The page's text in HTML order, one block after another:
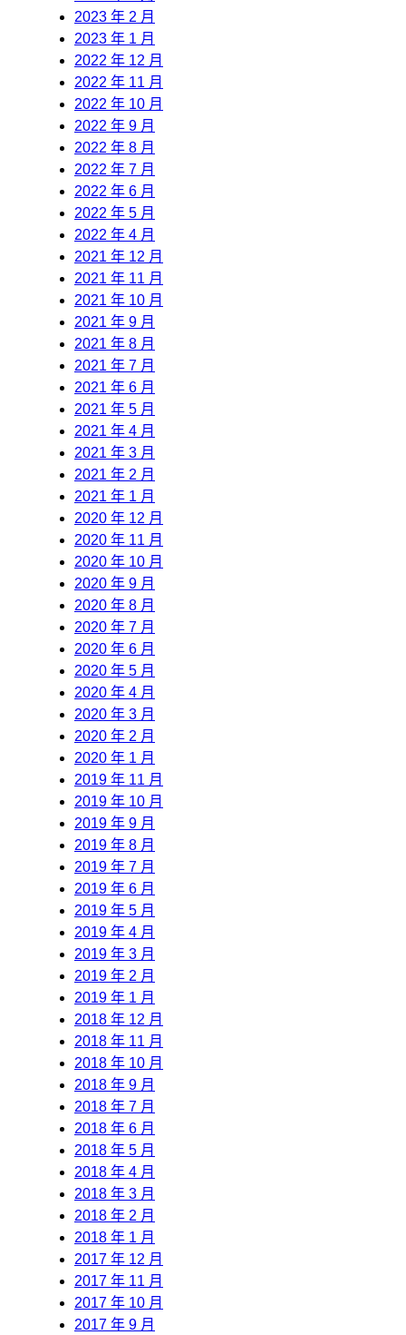
2023 年 2 月
2023 年 1 月
2022 年 12 月
2022 年 11 月
2022 年 10 月
2022 年 9 月
2022 年 8 月
2022 年 7 月
2022 年 6 月
2022 年 5 月
2022 年 4 月
2021 年 12 月
2021 年 11 月
2021 年 10 月
2021 年 9 月
2021 年 8 月
2021 年 7 月
2021 年 6 月
2021 年 5 月
2021 年 4 月
2021 年 3 月
2021 年 2 月
2021 年 1 月
2020 年 12 月
2020 年 11 月
2020 年 10 月
2020 年 9 月
2020 年 8 月
2020 年 7 月
2020 年 6 月
2020 年 5 月
2020 年 4 月
2020 年 3 月
2020 年 2 月
2020 年 1 月
2019 年 11 月
2019 年 10 月
2019 年 9 月
2019 年 8 月
2019 年 7 月
2019 年 6 月
2019 年 5 月
2019 年 4 月
2019 年 3 月
2019 年 2 月
2019 年 1 月
2018 年 12 月
2018 年 11 月
2018 年 10 月
2018 年 9 月
2018 年 7 月
2018 年 6 月
2018 年 5 月
2018 年 4 月
2018 年 3 月
2018 年 2 月
2018 年 1 月
2017 年 12 月
2017 年 11 月
2017 年 10 月
2017 年 9 月